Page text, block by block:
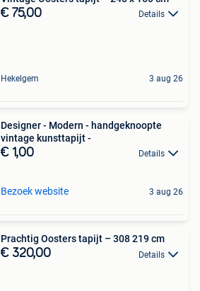
€ 75,00 Details
Hekelgem 3 aug 26
Designer - Modern - handgeknoopte
vintage kunsttapijt -
€ 1,00 Details
Bezoek website 3 aug 26
Prachtig Oosters tapijt – 308 219 cm
€ 320,00 Details